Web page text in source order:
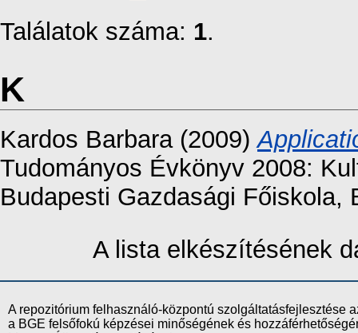
Találatok száma: 1.
K
Kardos Barbara(2009)
Tudományos Évkönyv 2008:
Budapesti Gazdasági Főiskola,
A lista elkészítésének
A repozitórium felhasználó-központú szolgáltatásfejlesztése
a BGE felsőfokú képzései minőségének és